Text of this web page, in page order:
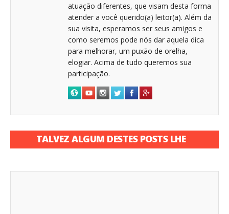
atuação diferentes, que visam desta forma
atender a você querido(a) leitor(a). Além da
sua visita, esperamos ser seus amigos e
como seremos pode nós dar aquela dica
para melhorar, um puxão de orelha,
elogiar. Acima de tudo queremos sua
participação.
TALVEZ ALGUM DESTES POSTS LHE